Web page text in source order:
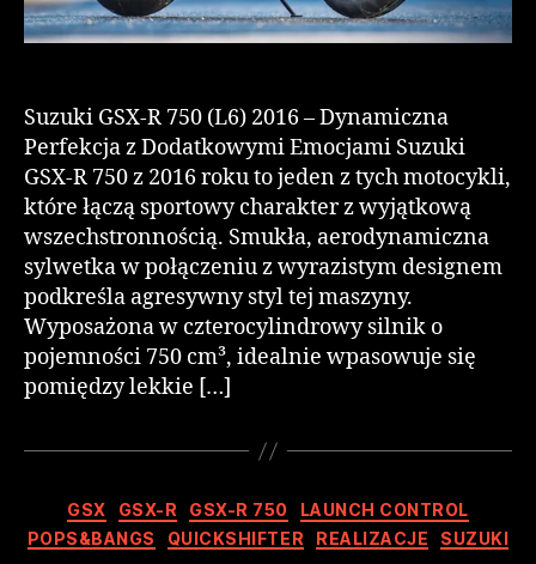
Suzuki GSX-R 750 (L6) 2016 – Dynamiczna
Perfekcja z Dodatkowymi Emocjami Suzuki
GSX-R 750 z 2016 roku to jeden z tych motocykli,
które łączą sportowy charakter z wyjątkową
wszechstronnością. Smukła, aerodynamiczna
sylwetka w połączeniu z wyrazistym designem
podkreśla agresywny styl tej maszyny.
Wyposażona w czterocylindrowy silnik o
pojemności 750 cm³, idealnie wpasowuje się
pomiędzy lekkie […]
GSX GSX-R GSX-R 750
LAUNCH CONTROL
POPS&BANGS
QUICKSHIFTER REALIZACJE SUZUKI